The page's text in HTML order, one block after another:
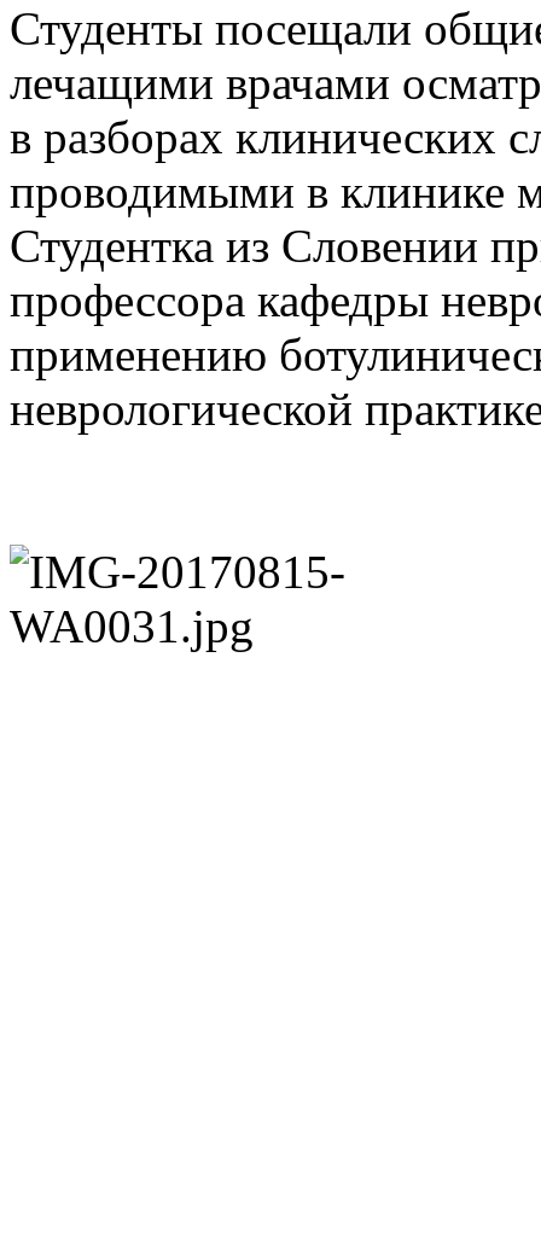
Студенты посещали
лечащими врачами
в разборах клинических
проводимыми в клинике
Студентка из Словении
профессора кафедры
применению
неврологической